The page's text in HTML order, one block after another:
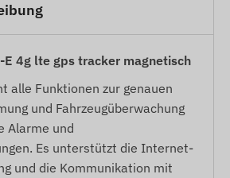
E 4g lte gps tracker magnetisch
alle Funktionen zur genauen
und Fahrzeugüberwachung
Alarme und
Es unterstützt die Internet-
und die Kommunikation mit